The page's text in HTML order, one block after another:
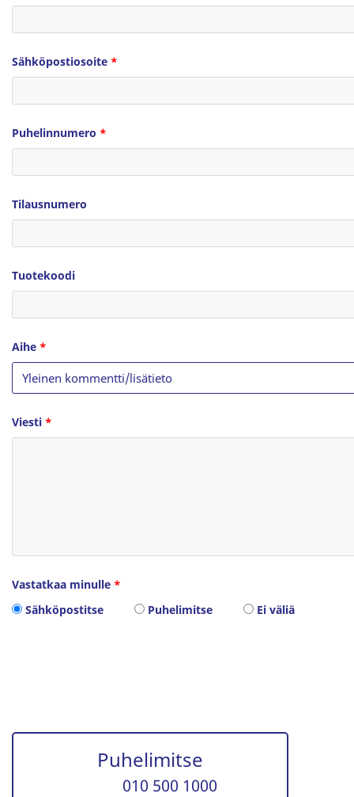
Sähköpostiosoite *
Puhelinnumero *
Tilausnumero
Tuotekoodi
Aihe *
Viesti *
Vastatkaa minulle *
Sähköpostitse
Puhelimitse Ei väliä
Puhelimitse
010 500 1000